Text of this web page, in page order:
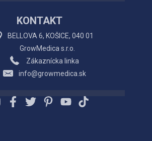
KONTAKT
BELLOVA 6, KOŠICE, 040 01
GrowMedica s.r.o.
Zákaznícka linka
info@growmedica.sk